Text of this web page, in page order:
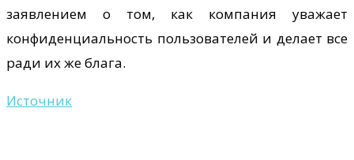
заявлением о том, как компания уважает
конфиденциальность пользователей и делает все
ради их же блага.
Источник